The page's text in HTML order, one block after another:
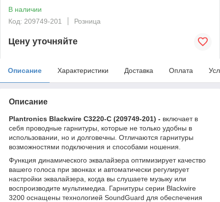
В наличии
Код: 209749-201
Розница
Цену уточняйте
Описание Характеристики Доставка Оплата
Описание
Plantronics Blackwire C3220-С (209749-201) - включает в
себя проводные гарнитуры, которые не только удобны в
использовании, но и долговечны. Отличаются гарнитуры
возможностями подключения и способами ношения.
Функция динамического эквалайзера оптимизирует качество
вашего голоса при звонках и автоматически регулирует
настройки эквалайзера, когда вы слушаете музыку или
воспроизводите мультимедиа. Гарнитуры серии Blackwire
3200 оснащены технологией SoundGuard для обеспечения